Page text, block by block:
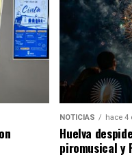
NOTICIAS hace 4
Huelva
piromusical y